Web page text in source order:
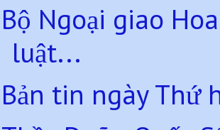
Bộ Ngoại giao
luật...
Bản tin ngày Thứ